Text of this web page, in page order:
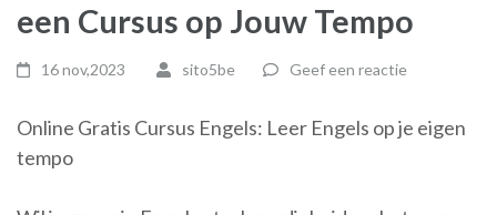
een Cursus op Jouw Tempo
16 nov,2023 sito5be Geef een reactie
Online Gratis Cursus Engels: Leer Engels op je eigen
tempo